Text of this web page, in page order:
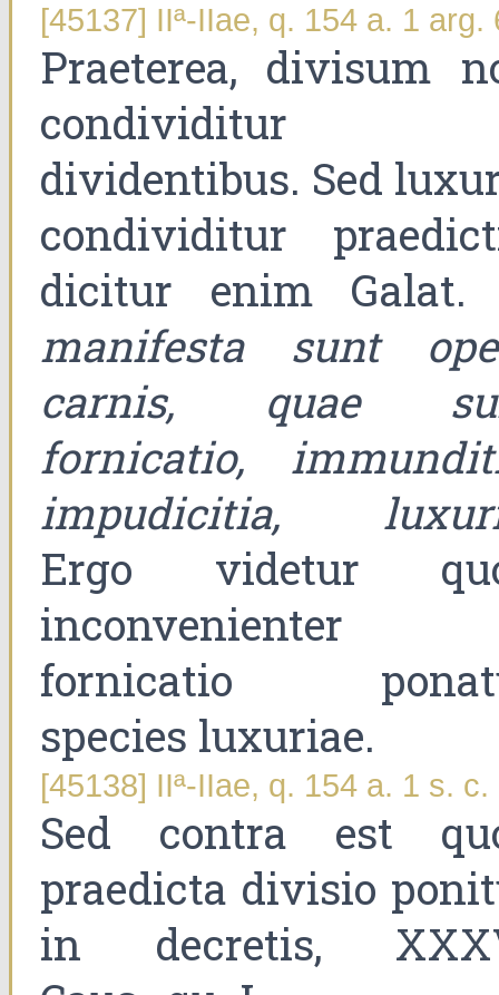
[45137] IIª-IIae, q. 154 a. 1 arg.
Praeterea, divisum
condividitur
dividentibus. Sed
condividitur
dicitur enim Galat.
manifesta sunt
carnis, quae
fornicatio,
impudicitia,
Ergo videtur
inconvenienter
fornicatio
species luxuriae.
[45138] IIª-IIae, q. 154 a. 1 s. c.
Sed contra est
praedicta divisio
in decretis,